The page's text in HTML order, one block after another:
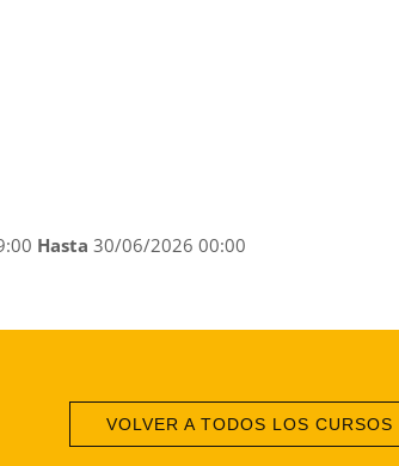
Hasta 30/06/2026 00:00
VOLVER A TODOS LOS CURSOS